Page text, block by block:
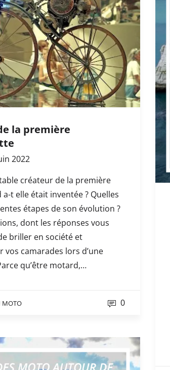
la première
2022
créateur de la première
a-t elle était inventée ? Quelles
étapes de son évolution ?
dont les réponses vous
briller en société et
vos camarades lors d’une
qu’être motard,…
MOTO 0